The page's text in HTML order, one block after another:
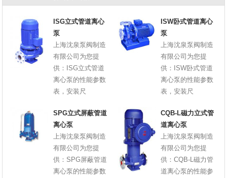
ISG立式管道离心
泵
上海沈泉泵阀制造
有限公司为您提
供：ISG立式管道
离心泵的性能参数
表，安装尺
ISW卧式管道离心
泵
上海沈泉泵阀制造
有限公司为您提
供：ISW卧式管道
离心泵的性能参数
表，安装尺
SPG立式屏蔽管道
离心泵
上海沈泉泵阀制造
有限公司为您提
供：SPG屏蔽管道
离心泵的性能参数
CQB-L磁力立式管
道离心泵
上海沈泉泵阀制造
有限公司为您提
供：CQB-L磁力管
道离心泵的性能参